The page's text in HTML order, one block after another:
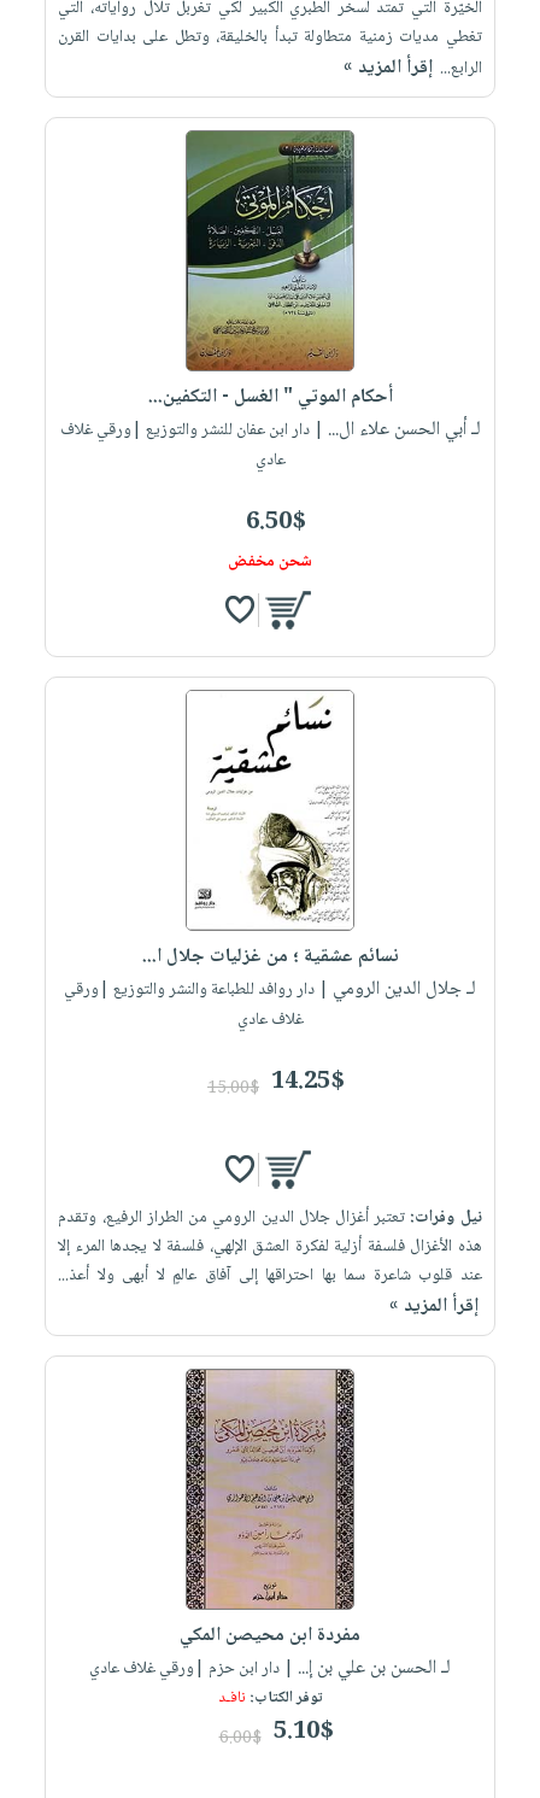
الخيّرة التي تمتد لسخر الطبري الكبير لكي تغربل تلال رواياته، التي
تغطي مديات زمنية متطاولة تبدأ بالخليقة، وتطل على بدايات القرن
الرابع... إقرأ المزيد »
أحكام الموتي " الغسل - التكفين...
لـ أبي الحسن علاء ال... | دار ابن عفان للنشر والتوزيع |ورقي غلاف
عادي
6.50$
شحن مخفض
نسائم عشقية ؛ من غزليات جلال ا...
لـ جلال الدين الرومي | دار روافد للطباعة والنشر والتوزيع |ورقي
غلاف عادي
14.25$
15.00$
نيل وفرات: تعتبر أغزال جلال الدين الرومي من الطراز الرفيع، وتقدم
هذه الأغزال فلسفة أزلية لفكرة العشق الإلهي، فلسفة لا يجدها المرء إلا
عند قلوب شاعرة سما بها احتراقها إلى آفاق عالمٍ لا أبهى ولا أعذ...
إقرأ المزيد »
مفردة ابن محيصن المكي
لـ الحسن بن علي بن إ... | دار ابن حزم |ورقي غلاف عادي
توفر الكتاب: نافـد
5.10$
6.00$